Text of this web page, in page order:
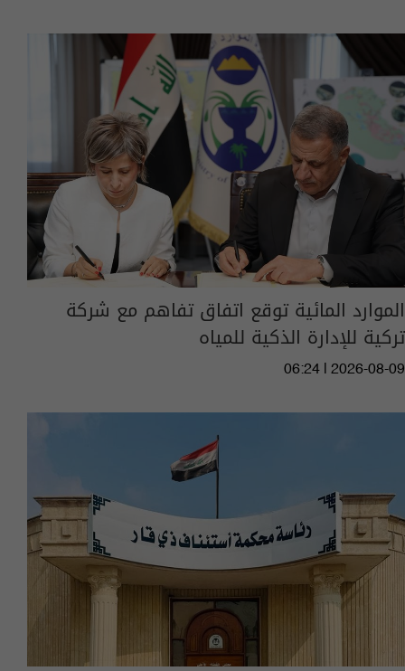
الموارد المائية توقع اتفاق تفاهم مع شركة
تركية للإدارة الذكية للمياه
06:24 | 2026-08-09